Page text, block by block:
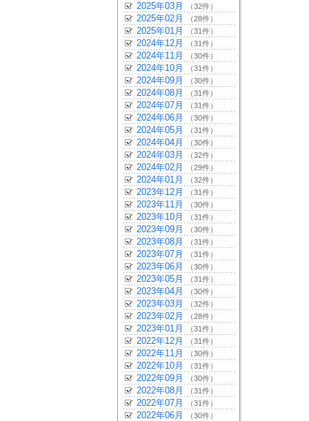
2025年03月 （32件）
2025年02月 （28件）
2025年01月 （31件）
2024年12月 （31件）
2024年11月 （30件）
2024年10月 （31件）
2024年09月 （30件）
2024年08月 （31件）
2024年07月 （31件）
2024年06月 （30件）
2024年05月 （31件）
2024年04月 （30件）
2024年03月 （32件）
2024年02月 （29件）
2024年01月 （32件）
2023年12月 （31件）
2023年11月 （30件）
2023年10月 （31件）
2023年09月 （30件）
2023年08月 （31件）
2023年07月 （31件）
2023年06月 （30件）
2023年05月 （31件）
2023年04月 （30件）
2023年03月 （32件）
2023年02月 （28件）
2023年01月 （31件）
2022年12月 （31件）
2022年11月 （30件）
2022年10月 （31件）
2022年09月 （30件）
2022年08月 （31件）
2022年07月 （31件）
2022年06月 （30件）